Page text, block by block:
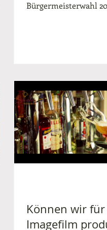
Bürgermeisterwahl
Können wir für
Imagefilm